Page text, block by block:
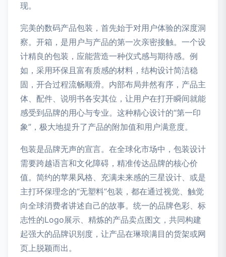
现。
完美的数码产品包装，首先始于对用户体验的深度洞
察。开箱，是用户与产品的第一次亲密接触。一个设
计精良的包装，应能营造一种仪式感与期待感。例
如，采用环保且富有质感的材料，结构设计简洁稳
固，开合过程流畅顺滑。内部布局井然有序，产品主
体、配件、说明书各安其位，让用户在打开瞬间就能
感受到品牌的用心与专业。这种精心设计的“第一印
象”，极大地提升了产品的附加值和用户满意度。
包装是品牌无声的宣言。在全球化市场中，包装设计
需要跨越语言和文化障碍，精准传达品牌的核心价
值。简约的苹果风格、充满未来感的三星设计、或是
主打环保理念的“无塑料”包装，都在通过视觉、触觉
向全球消费者讲述自己的故事。统一的品牌色彩、标
志性的Logo展示、精炼的产品卖点图文，共同构建
起强大的品牌识别度，让产品在琳琅满目的货架或网
页上脱颖而出。